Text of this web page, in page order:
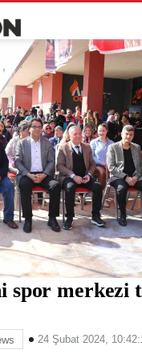
spor merkezi
24 Şubat 2024,